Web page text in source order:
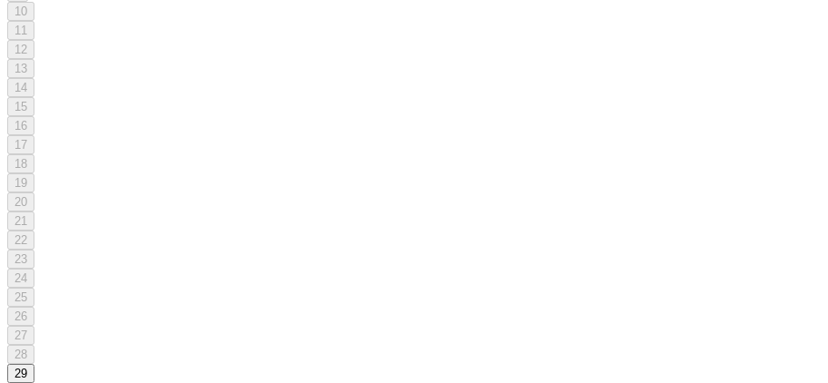
10
11
12
13
14
15
16
17
18
19
20
21
22
23
24
25
26
27
28
29